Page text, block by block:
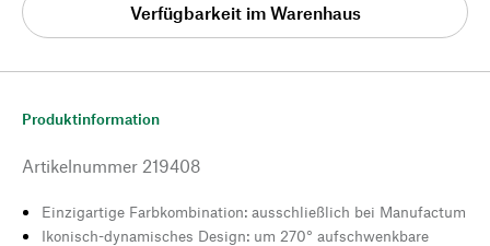
Verfügbarkeit im Warenhaus
Produktinformation
Artikelnummer 219408
Einzigartige Farbkombination: ausschließlich bei Manufactum
Ikonisch-dynamisches Design: um 270° aufschwenkbare